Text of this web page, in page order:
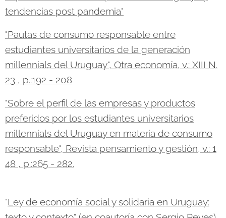
tendencias post pandemia"
"Pautas de consumo responsable entre
estudiantes universitarios de la generación
millennials del Uruguay", Otra economía, v.: XIII N.
23 , p.:192 - 208
"Sobre el perfil de las empresas y productos
preferidos por los estudiantes universitarios
millennials del Uruguay en materia de consumo
responsable", Revista pensamiento y gestión, v.: 1
48 , p.:265 - 282.
"Ley de economía social y solidaria en Uruguay: